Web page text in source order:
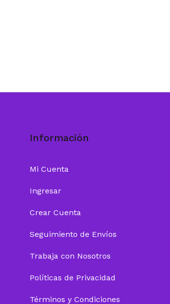
Información
Mi Cuenta
Ingresar
Crear Cuenta
Seguimiento de Envíos
Trabaja con Nosotros
Políticas de Privacidad
Términos y Condiciones